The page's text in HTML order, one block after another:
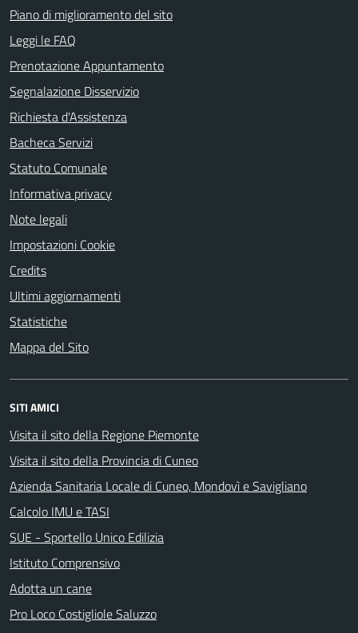
Piano di miglioramento del sito
Leggi le FAQ
Prenotazione Appuntamento
Segnalazione Disservizio
Richiesta d'Assistenza
Bacheca Servizi
Statuto Comunale
Informativa privacy
Note legali
Impostazioni Cookie
Credits
Ultimi aggiornamenti
Statistiche
Mappa del Sito
SITI AMICI
Visita il sito della Regione Piemonte
Visita il sito della Provincia di Cuneo
Azienda Sanitaria Locale di Cuneo, Mondovì e Savigliano
Calcolo IMU e TASI
SUE - Sportello Unico Edilizia
Istituto Comprensivo
Adotta un cane
Pro Loco Costigliole Saluzzo